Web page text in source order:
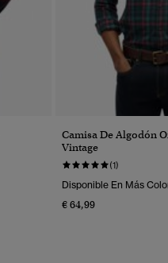
Camisa De Algodón
Vintage
(1)
Disponible En Más
€ 64,99